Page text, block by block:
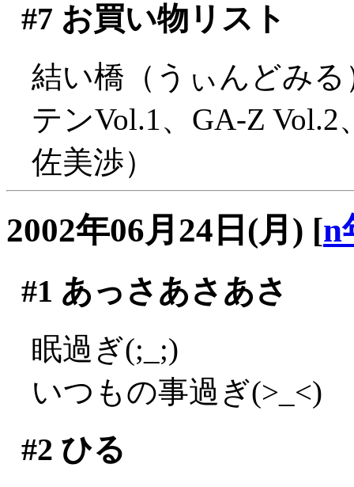
#7 お買い物リスト
結い橋（うぃんどみ
テンVol.1、GA-Z
佐美渉）
2002年06月24日(月) [n
#1 あっさあさあさ
眠過ぎ(;_;)
いつもの事過ぎ(>_<)
#2 ひる